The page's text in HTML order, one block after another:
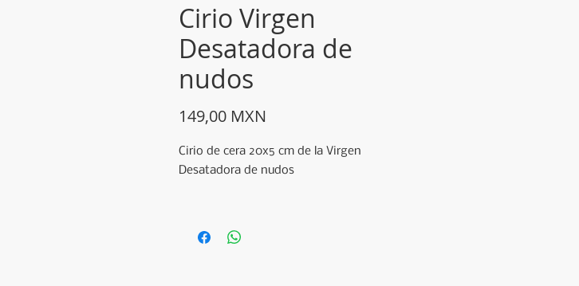
Cirio Virgen
Desatadora de
nudos
149,00 MXN
Cirio de cera 20x5 cm de la Virgen
Desatadora de nudos